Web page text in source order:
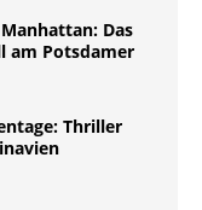
Das
am Potsdamer
Thriller